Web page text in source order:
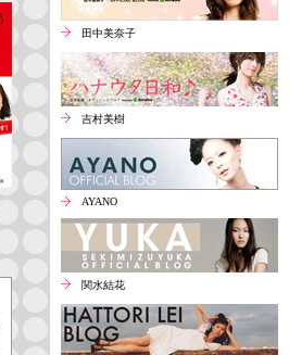
田中美奈子
吉村美樹
AYANO
関水結花